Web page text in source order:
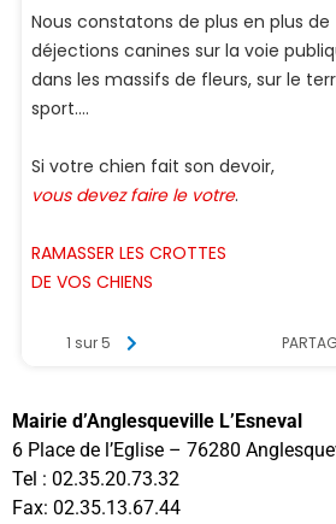
Mairie d’Anglesqueville L’Esneval
6 Place de l’Eglise – 76280
Tel : 02.35.20.73.32
Fax: 02.35.13.67.44